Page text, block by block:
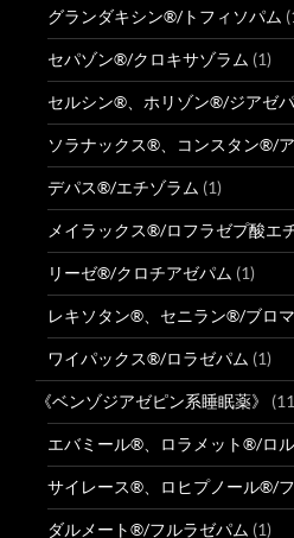
グランダキシン®/トフィソパム
セパゾン®/クロキサゾラム (1)
セルシン®、ホリゾン®/ジアゼ
ソラナックス®、コンスタン®/
デパス®/エチゾラム (1)
メイラックス®/ロフラゼプ酸エ
リーゼ®/クロチアゼパム (1)
レキソタン®、セニラン®/ブロ
ワイパックス®/ロラゼパム (1)
《ベンゾジアゼピン系睡眠薬》
エバミール®、ロラメット®/ロ
サイレース®、ロヒプノール®/
ダルメート®/フルラゼパム (1)